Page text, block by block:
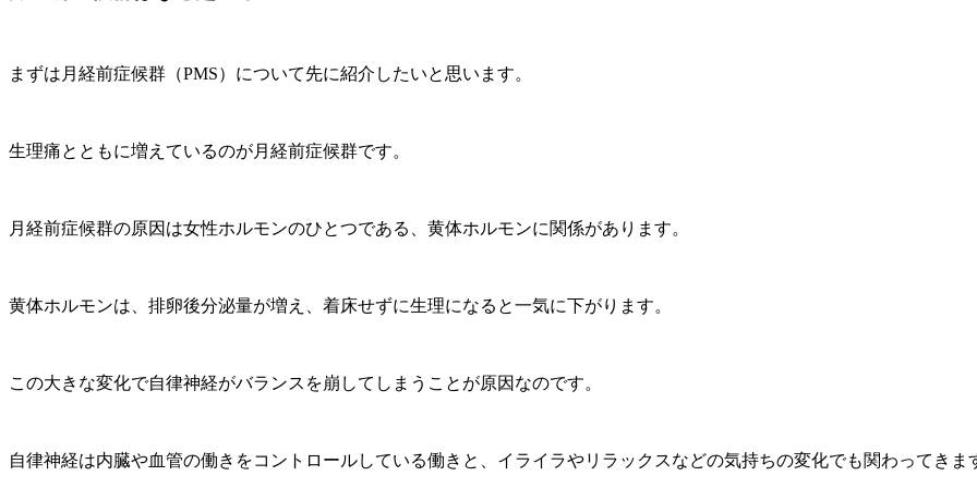
まずは月経前症候群（PMS）について先に紹介したいと思います。
生理痛とともに増えているのが月経前症候群です。
月経前症候群の原因は女性ホルモンのひとつである、黄体ホルモンに関係があります。
黄体ホルモンは、排卵後分泌量が増え、着床せずに生理になると一気に下がります。
この大きな変化で自律神経がバランスを崩してしまうことが原因なのです。
自律神経は内臓や血管の働きをコントロールしている働きと、イライラやリラックスなどの気持ちの変化でも関わってきま